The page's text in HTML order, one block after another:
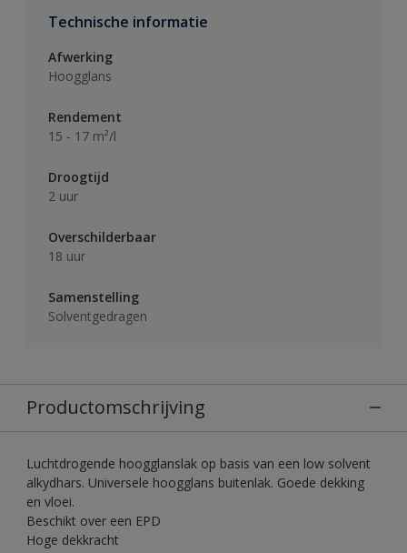
Technische informatie
Afwerking
Hoogglans
Rendement
15 - 17 m²/l
Droogtijd
2 uur
Overschilderbaar
18 uur
Samenstelling
Solventgedragen
Productomschrijving
Luchtdrogende hoogglanslak op basis van een low solvent
alkydhars. Universele hoogglans buitenlak. Goede dekking
en vloei.
Beschikt over een EPD
Hoge dekkracht